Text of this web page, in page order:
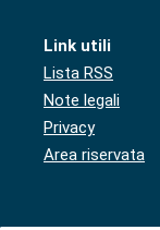
Link utili
Lista RSS
Note legali
Privacy
Area riservata